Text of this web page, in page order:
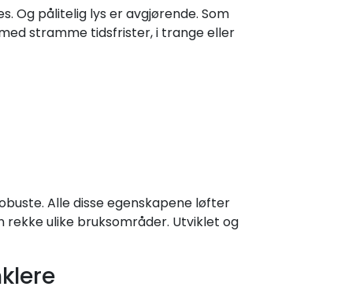
Og pålitelig lys er avgjørende. Som
stramme tidsfrister, i trange eller
Alle disse egenskapene løfter
ulike bruksområder. Utviklet og